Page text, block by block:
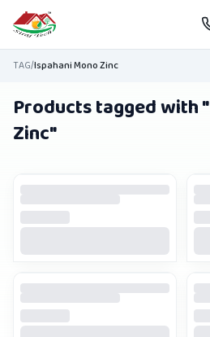
Skip to main content
TAG/Ispahani Mono Zinc
Products tagged with "
Zinc"